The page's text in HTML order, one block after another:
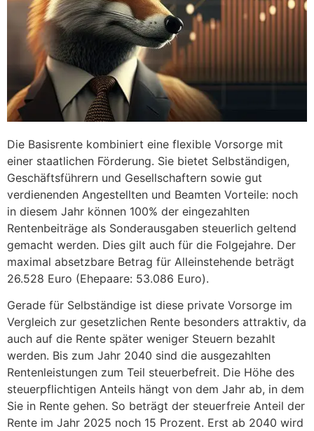
Die Basisrente kombiniert eine flexible Vorsorge mit
einer staatlichen Förderung. Sie bietet Selbständigen,
Geschäftsführern und Gesellschaftern sowie gut
verdienenden Angestellten und Beamten Vorteile: noch
in diesem Jahr können 100% der eingezahlten
Rentenbeiträge als Sonderausgaben steuerlich geltend
gemacht werden. Dies gilt auch für die Folgejahre. Der
maximal absetzbare Betrag für Alleinstehende beträgt
26.528 Euro (Ehepaare: 53.086 Euro).
Gerade für Selbständige ist diese private Vorsorge im
Vergleich zur gesetzlichen Rente besonders attraktiv, da
auch auf die Rente später weniger Steuern bezahlt
werden. Bis zum Jahr 2040 sind die ausgezahlten
Rentenleistungen zum Teil steuerbefreit. Die Höhe des
steuerpflichtigen Anteils hängt von dem Jahr ab, in dem
Sie in Rente gehen. So beträgt der steuerfreie Anteil der
Rente im Jahr 2025 noch 15 Prozent. Erst ab 2040 wird